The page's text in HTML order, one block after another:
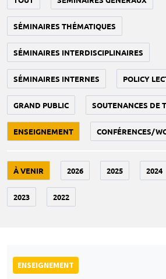
SÉMINAIRES THÉMATIQUES
SÉMINAIRES INTERDISCIPLINAIRES
SÉMINAIRES INTERNES POLICY
GRAND PUBLIC SOUTENANCES DE
ENSEIGNEMENT CONFÉRENCES/
À VENIR 2026 2025 2024
2023 2022
ENSEIGNEMENT